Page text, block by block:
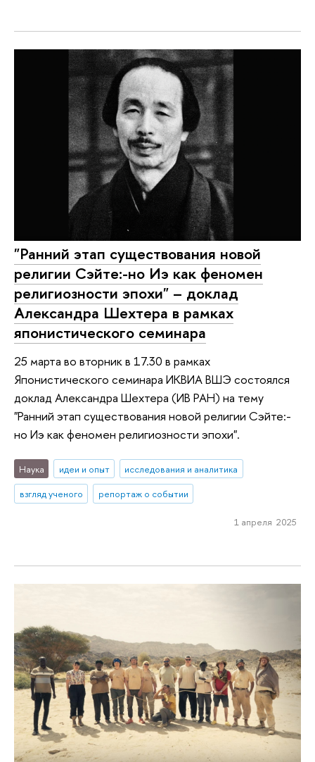
"Ранний этап существования новой
религии Сэйте:-но Иэ как феномен
религиозности эпохи" – доклад
Александра Шехтера в рамках
японистического семинара
25 марта во вторник в 17.30 в рамках
Японистического семинара ИКВИА ВШЭ состоялся
доклад Александра Шехтера (ИВ РАН) на тему
"Ранний этап существования новой религии Сэйте:-
но Иэ как феномен религиозности эпохи".
Наука идеи и опыт
исследования и аналитика
взгляд ученого
репортаж о событии
1 апреля 2025